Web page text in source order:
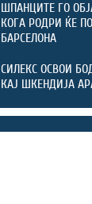
ШПАНЦИТЕ ГО
КОГА РОДРИ ЌЕ
БАРСЕЛОНА
СИЛЕКС ОСВОИ
КАЈ ШКЕНДИЈА